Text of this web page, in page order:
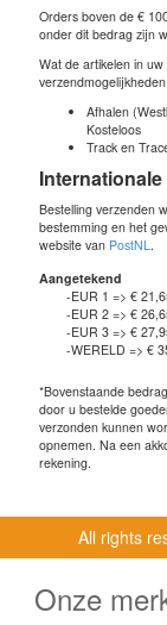
Orders boven de €
onder dit bedrag zijn
Wat de artikelen in
Afhalen
Kosteloos
Track en
Bestelling verzenden
bestemming en het
website van PostNL
Aangetekend
-EUR 1 => €
-EUR 2 => €
-EUR 3 => €
-WERELD => €
*Bovenstaande
door u bestelde
verzonden kunnen
opnemen. Na een
rekening.
All rights
Onze